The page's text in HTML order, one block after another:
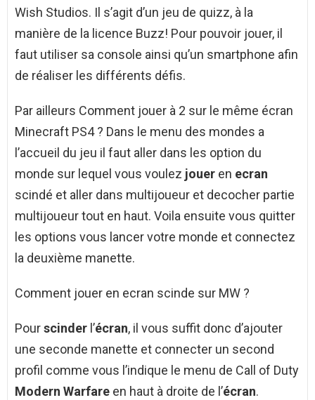
Wish Studios. Il s’agit d’un jeu de quizz, à la
manière de la licence Buzz! Pour pouvoir jouer, il
faut utiliser sa console ainsi qu’un smartphone afin
de réaliser les différents défis.
Par ailleurs Comment jouer à 2 sur le même écran
Minecraft PS4 ? Dans le menu des mondes a
l’accueil du jeu il faut aller dans les option du
monde sur lequel vous voulez jouer en ecran
scindé et aller dans multijoueur et decocher partie
multijoueur tout en haut. Voila ensuite vous quitter
les options vous lancer votre monde et connectez
la deuxième manette.
Comment jouer en ecran scinde sur MW ?
Pourscinder l’écran, il vous suffit donc d’ajouter
une seconde manette et connecter un second
profil comme vous l’indique le menu de Call of Duty
Modern Warfare en haut à droite de l’écran.